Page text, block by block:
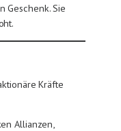
Geschenk. Sie
Kräfte
Allianzen,